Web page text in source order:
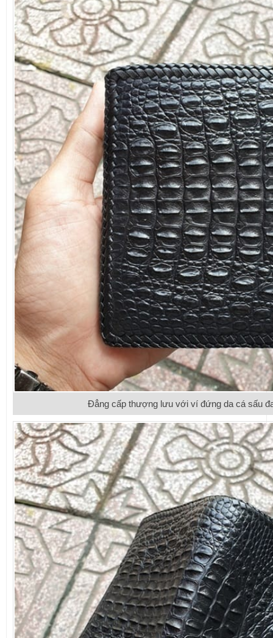
Đẳng cấp thượng lưu với ví đứng da cá sấu